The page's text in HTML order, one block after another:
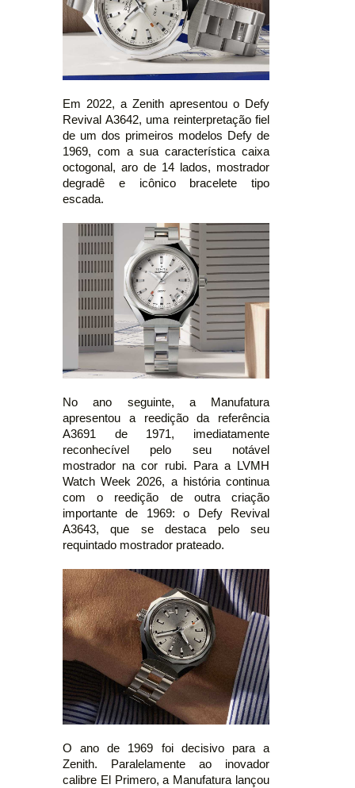
Em 2022, a Zenith apresentou o Defy
Revival A3642, uma reinterpretação fiel
de um dos primeiros modelos Defy de
1969, com a sua característica caixa
octogonal, aro de 14 lados, mostrador
degradê e icônico bracelete tipo
escada.
No ano seguinte, a Manufatura
apresentou a reedição da referência
A3691 de 1971, imediatamente
reconhecível pelo seu notável
mostrador na cor rubi. Para a LVMH
Watch Week 2026, a história continua
com o reedição de outra criação
importante de 1969: o Defy Revival
A3643, que se destaca pelo seu
requintado mostrador prateado.
O ano de 1969 foi decisivo para a
Zenith. Paralelamente ao inovador
calibre El Primero, a Manufatura lançou